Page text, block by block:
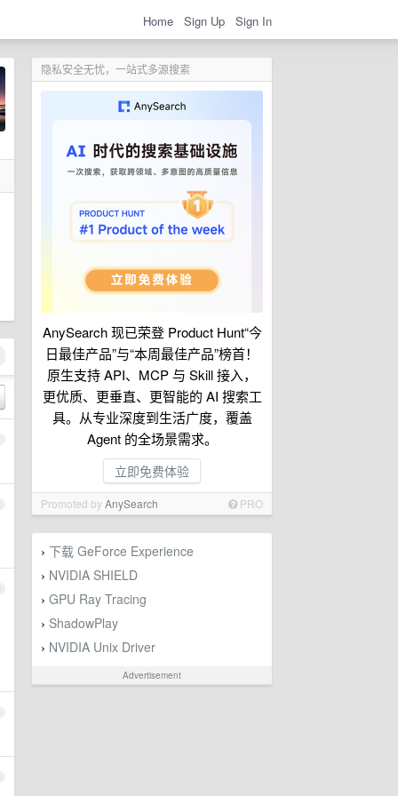
Home Sign Up Sign In
隐私安全无忧，一站式多源搜索
AnySearch 现已荣登 Product Hunt“今
日最佳产品”与“本周最佳产品”榜首！
原生支持 API、MCP 与 Skill 接入，
更优质、更垂直、更智能的 AI 搜索工
具。从专业深度到生活广度，覆盖
Agent 的全场景需求。
立即免费体验
Promoted byAnySearch PRO
› 下载 GeForce Experience
› NVIDIA SHIELD
› GPU Ray Tracing
› ShadowPlay
› NVIDIA Unix Driver
Advertisement